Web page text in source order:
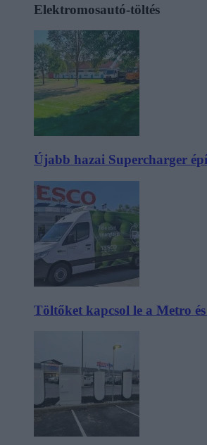
Elektromosautó-töltés
Újabb hazai Supercharger
Töltőket kapcsol le a Metro és